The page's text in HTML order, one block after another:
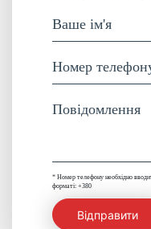
* Номер телефону необхідно
форматі: +380
Відправити